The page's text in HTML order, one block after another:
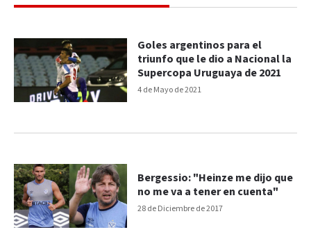
4 de Mayo de 2021
Goles argentinos para el
triunfo que le dio a Nacional la
Supercopa Uruguaya de 2021
28 de Diciembre de 2017
Bergessio: "Heinze me dijo que
no me va a tener en cuenta"